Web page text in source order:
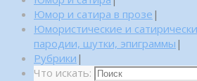
Юмор и сатира в прозе |
Юмористические и
пародии, шутки, эпиграммы |
Рубрики |
Что искать: